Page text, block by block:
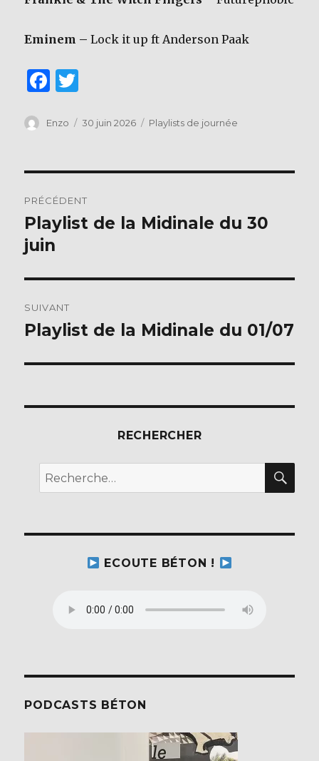
Eminem –Lock it up ft Anderson Paak
F
c
b
o
o
k
it
r
Auteur
Enzo
Publié
30 juin 2026 Catégories
Playlists de journée
de
l’article
PRÉCÉDENT
Publication
précédente :
Playlist de la Midinale du 30
juin
SUIVANT
Publication
Playlist de la Midinale du 01/07
RECHERCHER
Recherche
pour :
ECOUTE BÉTON !
PODCASTS BÉTON